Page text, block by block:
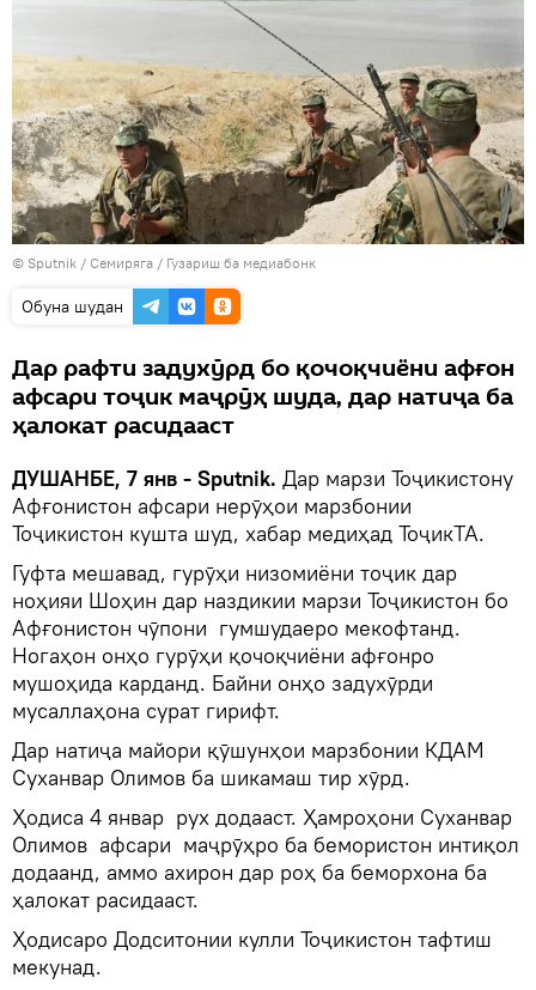
© Sputnik / Семиряга / Гузариш ба медиабонк
Обуна шудан
Дар рафти задухӯрд бо қочоқчиёни афғон
афсари тоҷик маҷрӯҳ шуда, дар натиҷа ба
ҳалокат расидааст
ДУШАНБЕ, 7 янв - Sputnik. Дар марзи Тоҷикистону
Афғонистон афсари нерӯҳои марзбонии
Тоҷикистон кушта шуд, хабар медиҳад ТоҷикТА.
Гуфта мешавад, гурӯҳи низомиёни тоҷик дар
ноҳияи Шоҳин дар наздикии марзи Тоҷикистон бо
Афғонистон чӯпони гумшудаеро мекофтанд.
Ногаҳон онҳо гурӯҳи қочоқчиёни афғонро
мушоҳида карданд. Байни онҳо задухӯрди
мусаллаҳона сурат гирифт.
Дар натиҷа майори қӯшунҳои марзбонии КДАМ
Суханвар Олимов ба шикамаш тир хӯрд.
Ҳодиса 4 январ рух додааст. Ҳамроҳони Суханвар
Олимов афсари маҷрӯҳро ба бемористон интиқол
додаанд, аммо ахирон дар роҳ ба беморхона ба
ҳалокат расидааст.
Ҳодисаро Додситонии кулли Тоҷикистон тафтиш
мекунад.